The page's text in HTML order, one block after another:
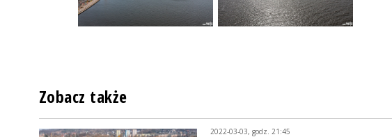
Zobacz także
2022-03-03, godz. 21:45